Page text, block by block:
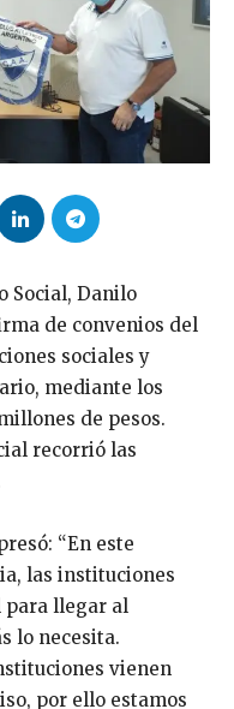
Social, Danilo
de convenios del
sociales y
mediante los
de pesos.
recorrió las
“En este
las instituciones
para llegar al
lo necesita.
vienen
por ello estamos